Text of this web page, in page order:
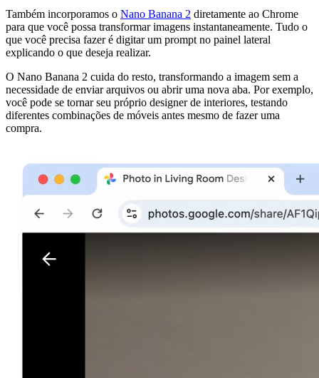
Também incorporamos o Nano Banana 2 diretamente ao Chrome
para que você possa transformar imagens instantaneamente. Tudo o
que você precisa fazer é digitar um prompt no painel lateral
explicando o que deseja realizar.
O Nano Banana 2 cuida do resto, transformando a imagem sem a
necessidade de enviar arquivos ou abrir uma nova aba. Por exemplo,
você pode se tornar seu próprio designer de interiores, testando
diferentes combinações de móveis antes mesmo de fazer uma
compra.